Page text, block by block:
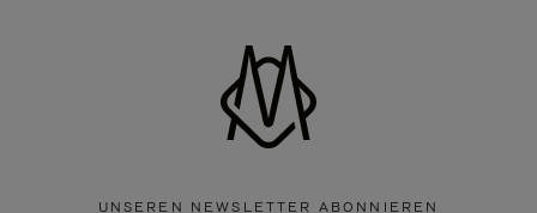
UNSEREN NEWSLETTER ABONNIEREN